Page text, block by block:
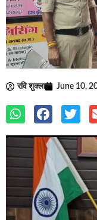
रवि शुक्ला June 10,